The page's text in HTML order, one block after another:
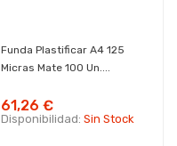
Funda Plastificar A4 125
Micras Mate 100 Un....
61,26 €
Disponibilidad: Sin Stock